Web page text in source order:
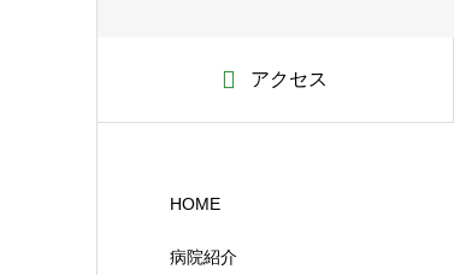
アクセス
HOME
病院紹介